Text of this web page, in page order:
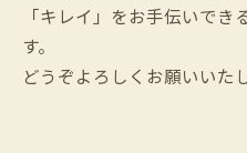
「キレイ」をお手伝いで
す。
どうぞよろしくお願いいた